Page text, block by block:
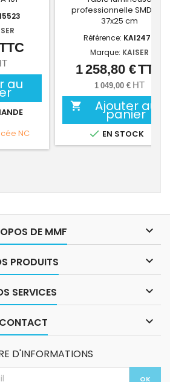
au
NC
professionnelle SMD Led
37x25 cm
Référence: KAI2479
Marque: KAISER
Prix
1 258,80 €TTC
1 049,00 € HT
 Ajouter au
panier
 EN STOCK
DE MMF 
PRODUITS 
SERVICES 
CONTACT 
D'INFORMATIONS